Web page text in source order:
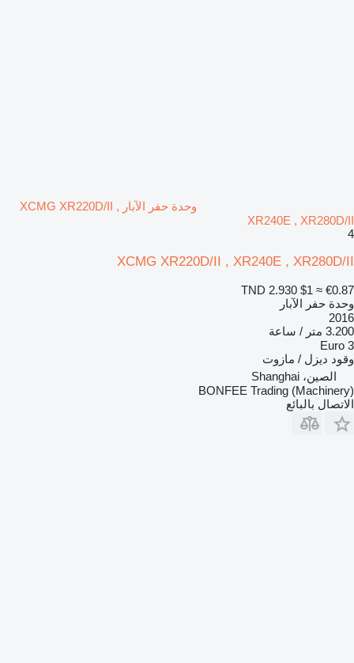
وحدة حفر الآبار XCMG XR220D/II ,
XR240E , XR280D/II
4
XCMG XR220D/II , XR240E , XR280D/II
TND 2.930 $1 ≈ €0.87
وحدة حفر الآبار
2016
3.200 متر / ساعة
Euro 3
وقود ديزل / مازوت
الصين، Shanghai
BONFEE Trading (Machinery)
الاتصال بالبائع